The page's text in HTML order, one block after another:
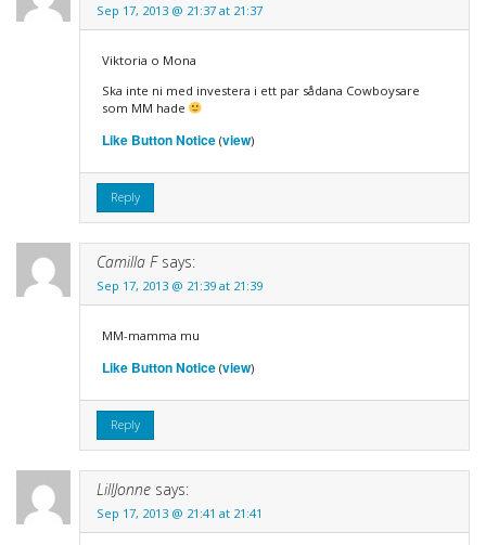
Sep 17, 2013 @ 21:37 at 21:37
Viktoria o Mona
Ska inte ni med investera i ett par sådana Cowboysare
som MM hade
Like Button Notice(view)
Reply
Camilla F says:
Sep 17, 2013 @ 21:39 at 21:39
MM-mamma mu
Like Button Notice(view)
Reply
LillJonne says:
Sep 17, 2013 @ 21:41 at 21:41